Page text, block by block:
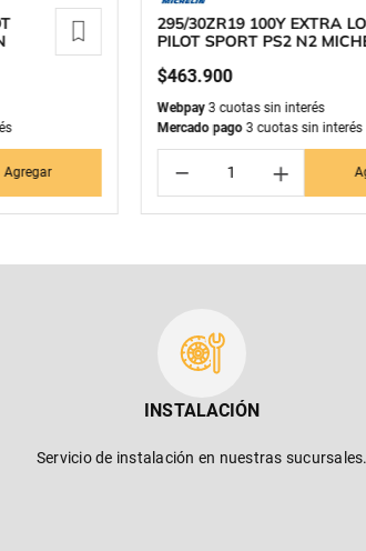
Agregar
295/30ZR19 100Y EXTRA
PILOT SPORT PS2 N2
$463.900
Webpay3 cuotas sin interés
Mercado pago3 cuotas sin interés
＋
－
INSTALACIÓN
Servicio de instalación en nuestras sucursales.